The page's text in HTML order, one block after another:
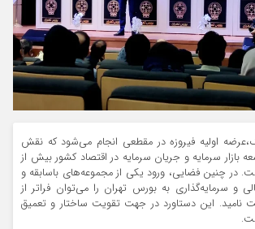
اولیه فیروزه در مقطعی انجام می‌شود که نقش
بازار سرمایه و جریان سرمایه در اقتصاد کشور بیش از
در چنین فضایی، ورود یکی از مجموعه‌های باسابقه و
سرمایه‌گذاری به بورس تهران را می‌توان فراتر از
این دستاورد در جهت تقویت ساختار و تعمیق